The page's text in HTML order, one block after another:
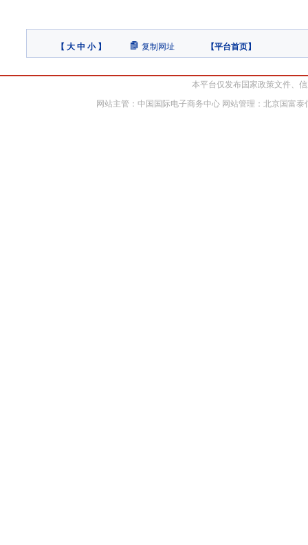
【 大 中 小】 复制网址 【平台首页】
本平台仅发布国家政策文件、
网站主管：中国国际电子商务中心 网站管理：北京国富